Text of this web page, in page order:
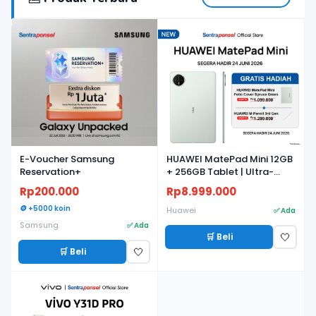
BARU
E-Voucher Samsung
Reservation+
Rp200.000
🪙 +5000 koin
Samsung ✅ Ada
🛒 Beli 🤍
HUAWEI MatePad Mini 12GB
+ 256GB Tablet | Ultra-
light, Ultra-thin | 8.8"
Flexible OLED PaperMatte
Display | AI WPS
Rp8.999.000
Huawei ✅ Ada
🛒 Beli 🤍
BARU